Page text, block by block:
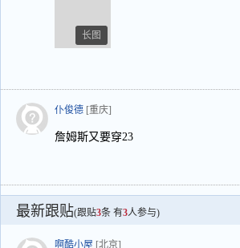
长图
仆俊德 [重庆]
詹姆斯又要穿23
最新跟贴(跟贴3条 有3人参与)
啊酷小屋 [北京]